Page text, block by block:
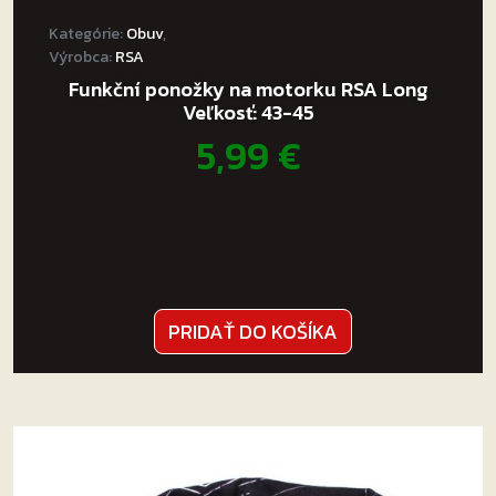
Kategórie:Obuv,
Výrobca:RSA
Funkční ponožky na motorku RSA Long
Veľkosť: 43-45
5,99€
PRIDAŤ DO KOŠÍKA